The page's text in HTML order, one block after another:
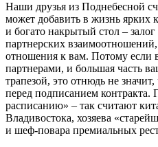
Наши друзья из Поднебесной
может добавить в жизнь ярких
и богато накрытый стол –
партнерских взаимоотношений,
отношения к вам. Потому если
партнерами, и большая часть
трапезой, это отнюдь не
перед подписанием контракта.
расписанию» – так считают
Владивостока, хозяева
и шеф-повара премиальных